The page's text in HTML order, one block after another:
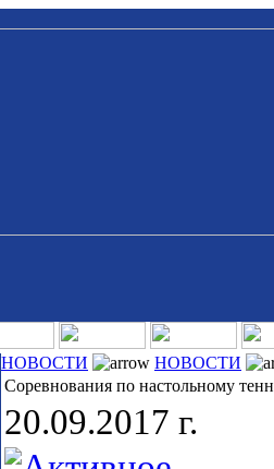
НОВОСТИ
НОВОСТИ
Соревнования по настольному
20.09.2017 г.